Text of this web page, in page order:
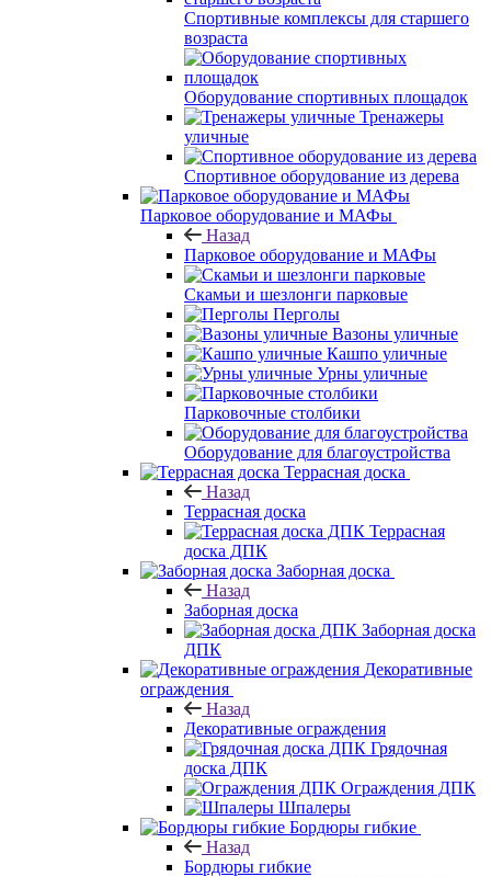
Спортивные комплексы для старшего
возраста
Оборудование спортивных площадок
Тренажеры
уличные
Спортивное оборудование из дерева
Парковое оборудование и МАФы
Назад
Парковое оборудование и МАФы
Скамьи и шезлонги парковые
Перголы
Вазоны уличные
Кашпо уличные
Урны уличные
Парковочные столбики
Оборудование для благоустройства
Террасная доска
Назад
Террасная доска
Террасная
доска ДПК
Заборная доска
Назад
Заборная доска
Заборная доска
ДПК
Декоративные
ограждения
Назад
Декоративные ограждения
Грядочная
доска ДПК
Ограждения ДПК
Шпалеры
Бордюры гибкие
Назад
Бордюры гибкие